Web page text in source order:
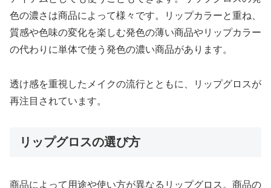
色の濃さは商品によって様々です。リップカラーと重ね、
質感や色味の変化を楽しむ発色の薄い商品やリップカラー
の代わりに単体で使う発色の濃い商品があります。
透け感を重視したメイクの流行とともに、リップグロスが
再注目されています。
リップグロスの選び方
商品によって用途や使い方が異なるリップグロス。商品の